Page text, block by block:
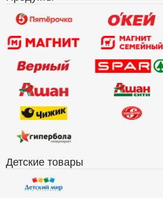
Детские товары